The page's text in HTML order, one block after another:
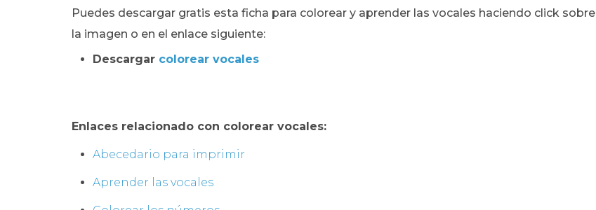
Puedes descargar gratis esta ficha para colorear y aprender las vocales haciendo click sobre
la imagen o en el enlace siguiente:
Descargar colorear vocales
Enlaces relacionado con colorear vocales:
Abecedario para imprimir
Aprender las vocales